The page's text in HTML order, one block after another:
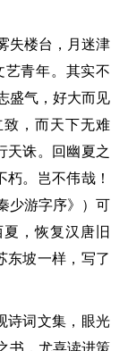
失楼台，月迷津
艺青年。其实不
盛气，好大而见
，而天下无难
天诛。回幽夏之
。岂不伟哉！
少游字序》）可
，恢复汉唐旧
东坡一样，写了
词文集，眼光
书，尤喜读进策